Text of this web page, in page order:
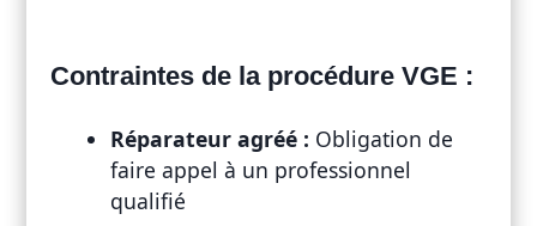
Contraintes de la procédure VGE :
Réparateur agréé : Obligation de
faire appel à un professionnel
qualifié